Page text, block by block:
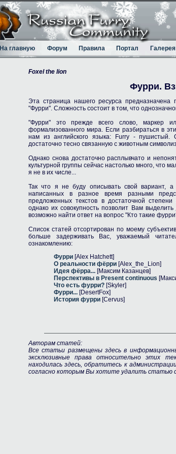
На главную Форум Правила Портал Галерея
Foxel the lion
Фурри.
Эта страница нашего ресурса
"Фурри". Сложность состоит в том, что
"Фурри" это прежде всего слово, маркер
формализованного мира. Если разбираться в
нам из английского языка: Furry - пушистый.
достаточно тесно связанную с животным
Однако снова достаточно расплывчато и
культурной группы сейчас настолько много, что
я не в их числе...
Так что я не буду описывать свой вариант,
написанных в разное время разными
предложенных текстов в достаточной
однако их совокупность позволит Вам
возможно найти ответ на вопрос "Кто такие
Список статей отсортирован по моему
больше задерживать Вас, уважаемый
ознакомлению:
Фурри[Alex Hatchett]
О реальности фёрри[Alex_the_Lion]
Идея фёрра...[Максим Казанцев]
Перспективы в Present continuous
Что есть фурри?[Skyler]
Фурри...[DesertFox]
История фурри[Cervus]
Авторам статей:
Все статьи размещены здесь в
эксклюзивные права относительно этих
находилась здесь, обратитесь к
согласно которым Вы хотите удалить статью